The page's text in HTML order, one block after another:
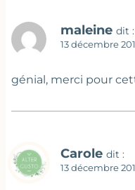
maleine dit :
13 décembre
génial, merci pour
Carole dit :
13 décembre